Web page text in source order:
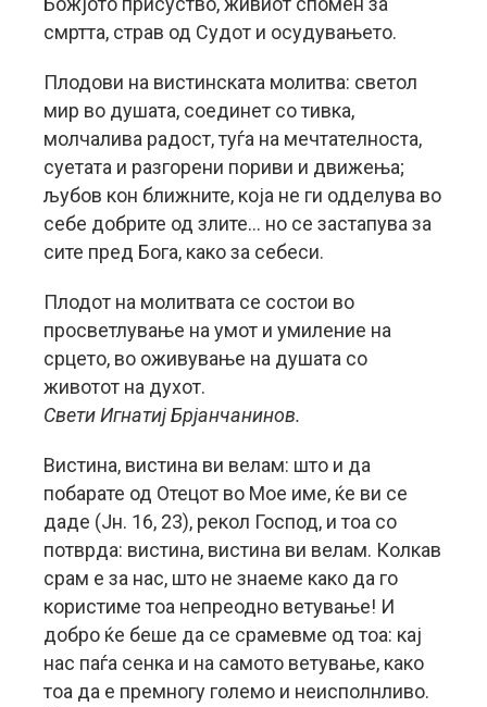
смртта, страв од Судот и осудувањето.
Плодови на вистинската молитва: светол
мир во душата, соединет со тивка,
молчалива радост, туѓа на мечтателноста,
суетата и разгорени пориви и движења;
љубов кон ближните, која не ги одделува во
себе добрите од злите… но се застапува за
сите пред Бога, како за себеси.
Плодот на молитвата се состои во
просветлување на умот и умиление на
срцето, во оживување на душата со
животот на духот.
Свети Игнатиј Брјанчанинов.
Вистина, вистина ви велам: што и да
побарате од Отецот во Мое име, ќе ви се
даде (Јн. 16, 23), рекол Господ, и тоа со
потврда: вистина, вистина ви велам. Колкав
срам е за нас, што не знаеме како да го
користиме тоа непреодно ветување! И
добро ќе беше да се срамевме од тоа: кај
нас паѓа сенка и на самото ветување, како
тоа да е премногу големо и неисполнливо.